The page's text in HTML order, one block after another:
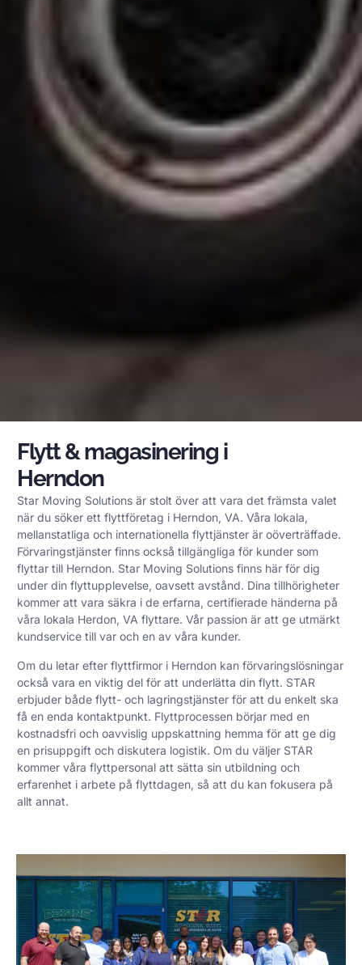
Flytt & magasinering i
Herndon
Star Moving Solutions är stolt över att vara det främsta valet
när du söker ett flyttföretag i Herndon, VA. Våra lokala,
mellanstatliga och internationella flyttjänster är oöverträffade.
Förvaringstjänster finns också tillgängliga för kunder som
flyttar till Herndon. Star Moving Solutions finns här för dig
under din flyttupplevelse, oavsett avstånd. Dina tillhörigheter
kommer att vara säkra i de erfarna, certifierade händerna på
våra lokala Herdon, VA flyttare. Vår passion är att ge utmärkt
kundservice till var och en av våra kunder.
Om du letar efter flyttfirmor i Herndon kan förvaringslösningar
också vara en viktig del för att underlätta din flytt. STAR
erbjuder både flytt- och lagringstjänster för att du enkelt ska
få en enda kontaktpunkt. Flyttprocessen börjar med en
kostnadsfri och oavvislig uppskattning hemma för att ge dig
en prisuppgift och diskutera logistik. Om du väljer STAR
kommer våra flyttpersonal att sätta sin utbildning och
erfarenhet i arbete på flyttdagen, så att du kan fokusera på
allt annat.